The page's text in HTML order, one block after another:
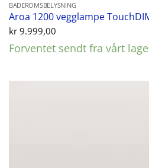
BADEROMSBELYSNING
Aroa 1200 vegglampe
kr9.999,00
Forventet sendt fra vårt